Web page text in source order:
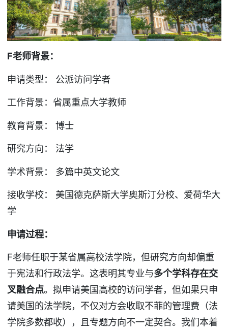
F老师背景：
申请类型： 公派访问学者
工作背景：省属重点大学教师
教育背景： 博士
研究方向： 法学
学术背景： 多篇中英文论文
接收学校： 美国德克萨斯大学奥斯汀分校、爱荷华大
学
申请过程：
F老师任职于某省属高校法学院，但研究方向却偏重
于宪法和行政法学。这表明其专业与多个学科存在交
叉融合点。拟申请美国高校的访问学者，但如果只申
请美国的法学院，不仅对方会收取不菲的管理费（法
学院多数都收），且专题方向不一定契合。我们本着